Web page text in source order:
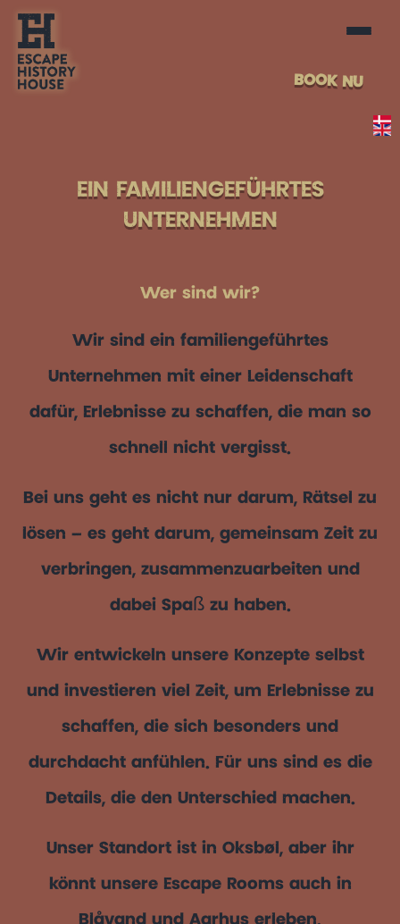
BOOK NU
EIN FAMILIENGEFÜHRTES
UNTERNEHMEN
Wer sind wir?
Wir sind ein familiengeführtes
Unternehmen mit einer Leidenschaft
dafür, Erlebnisse zu schaffen, die man so
schnell nicht vergisst.
Bei uns geht es nicht nur darum, Rätsel zu
lösen – es geht darum, gemeinsam Zeit zu
verbringen, zusammenzuarbeiten und
dabei Spaß zu haben.
Wir entwickeln unsere Konzepte selbst
und investieren viel Zeit, um Erlebnisse zu
schaffen, die sich besonders und
durchdacht anfühlen. Für uns sind es die
Details, die den Unterschied machen.
Unser Standort ist in Oksbøl, aber ihr
könnt unsere Escape Rooms auch in
Blåvand und Aarhus erleben.